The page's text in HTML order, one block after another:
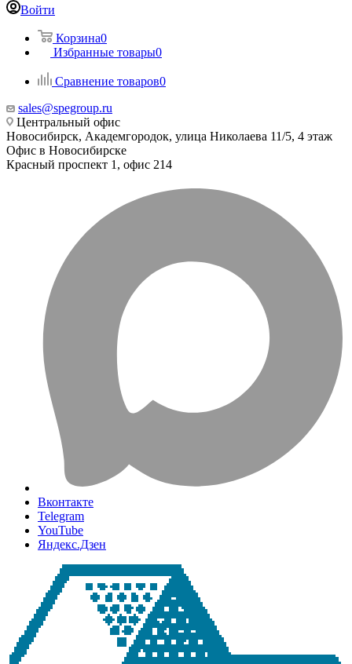
Войти
Корзина0
Избранные товары0
Сравнение товаров0
sales@spegroup.ru
Центральный офис
Новосибирск, Академгородок, улица Николаева 11/5, 4 этаж
Офис в Новосибирске
Красный проспект 1, офис 214
Вконтакте
Telegram
YouTube
Яндекс.Дзен